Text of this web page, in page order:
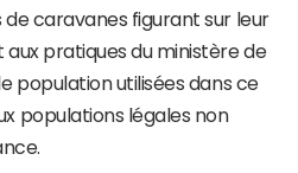
caravanes figurant sur leur
pratiques du ministère de
population utilisées dans ce
populations légales non